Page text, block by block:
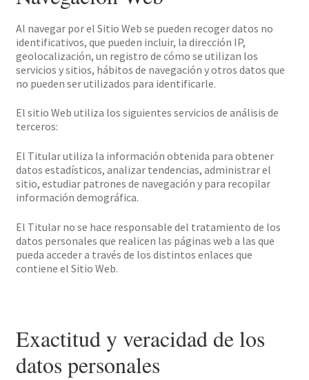
Al navegar por el Sitio Web se pueden recoger datos no
identificativos, que pueden incluir, la dirección IP,
geolocalización, un registro de cómo se utilizan los
servicios y sitios, hábitos de navegación y otros datos que
no pueden ser utilizados para identificarle.
El sitio Web utiliza los siguientes servicios de análisis de
terceros:
El Titular utiliza la información obtenida para obtener
datos estadísticos, analizar tendencias, administrar el
sitio, estudiar patrones de navegación y para recopilar
información demográfica.
El Titular no se hace responsable del tratamiento de los
datos personales que realicen las páginas web a las que
pueda acceder a través de los distintos enlaces que
contiene el Sitio Web.
Exactitud y veracidad de los
datos personales